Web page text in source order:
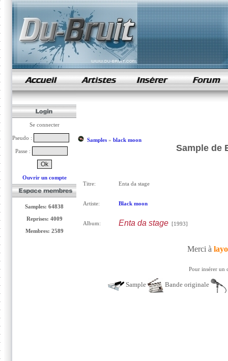
samples de rap
Se connecter
Pseudo :
Passe :
Ouvrir un compte
Samples: 64838
Reprises: 4009
Membres: 2589
Samples» black moon
Sample de
Titre: Enta da stage
Artiste: Black moon
Album: Enta da stage[1993]
Merci à
Pour insérer un
Sample Bande originale